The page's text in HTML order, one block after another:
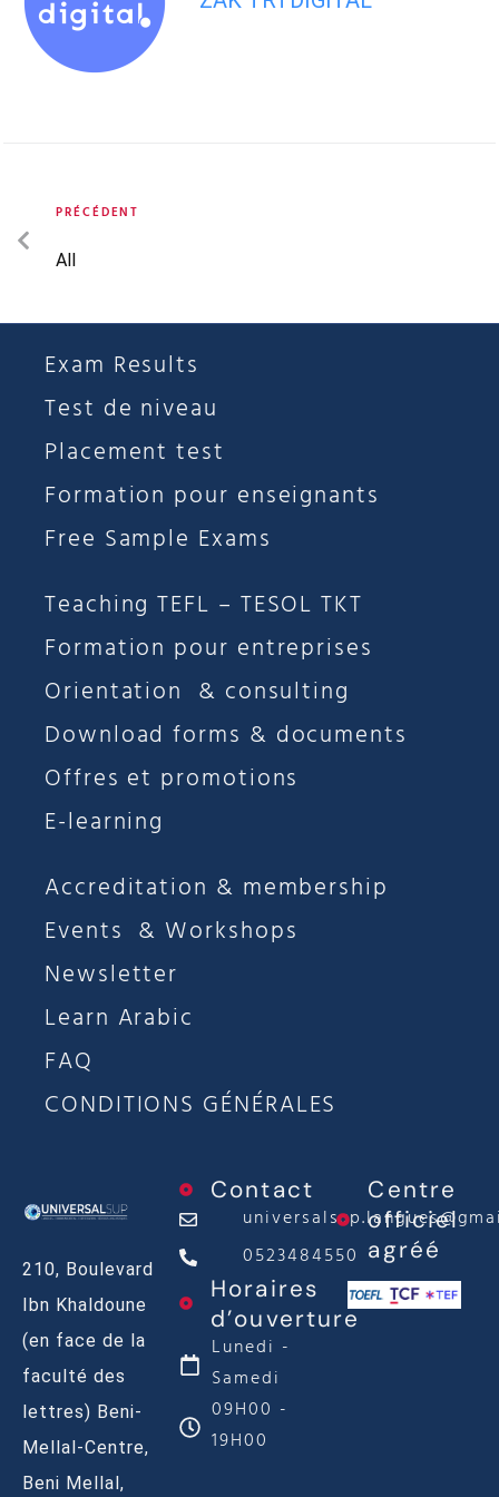
PRÉCÉDENT
All
Exam Results
Test de niveau
Placement test
Formation pour enseignants
Free Sample Exams
Teaching TEFL – TESOL TKT
Formation pour entreprises
Orientation & consulting
Download forms & documents
Offres et promotions
E-learning
Accreditation & membership
Events & Workshops
Newsletter
Learn Arabic
FAQ
CONDITIONS GÉNÉRALES
210, Boulevard
Ibn Khaldoune
(en face de la
faculté des
lettres) Beni-
Mellal-Centre,
Beni Mellal,
Contact
0523484550
Horaires
d’ouverture
Lunedi -
Samedi
09H00 -
19H00
Centre
officiel
agréé